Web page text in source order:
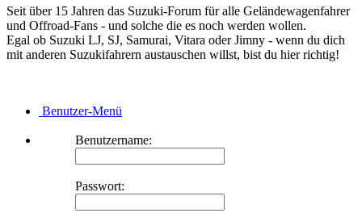
Seit über 15 Jahren das Suzuki-Forum für alle Geländewagenfahrer
und Offroad-Fans - und solche die es noch werden wollen.
Egal ob Suzuki LJ, SJ, Samurai, Vitara oder Jimny - wenn du dich
mit anderen Suzukifahrern austauschen willst, bist du hier richtig!
Benutzer-Menü
Benutzername:
Passwort: